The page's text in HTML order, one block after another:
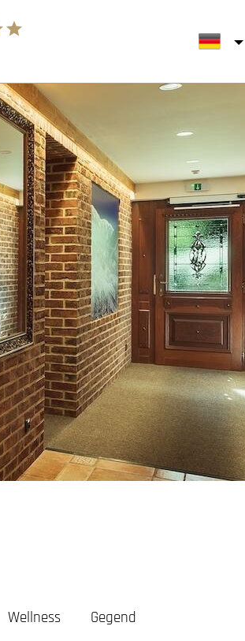
Wellness Gegend